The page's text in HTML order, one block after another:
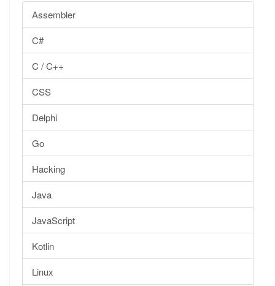
Assembler
C#
C / C++
CSS
Delphi
Go
Hacking
Java
JavaScript
Kotlin
Linux